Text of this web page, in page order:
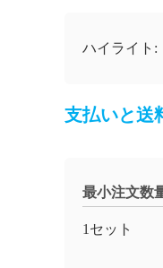
ハイライト:
支払いと送
最小注文数
1セット